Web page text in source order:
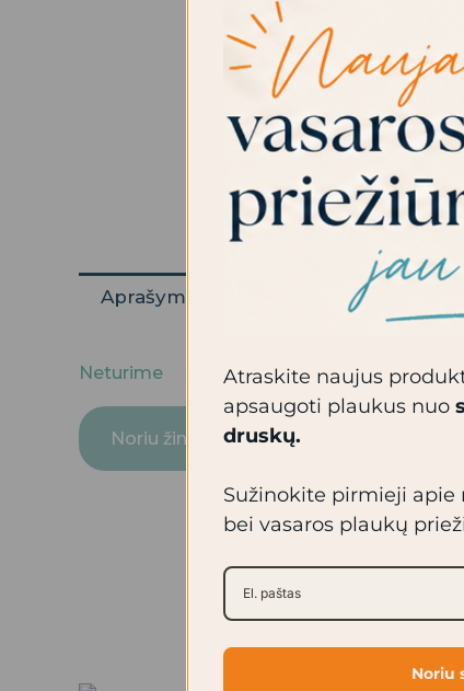
Aprašymas Atsiliepimai (0)
Neturime
Atraskite naujus
apsaugoti plaukus nuo
druskų.
Sužinokite pirmieji apie
bei vasaros plaukų
Noriu